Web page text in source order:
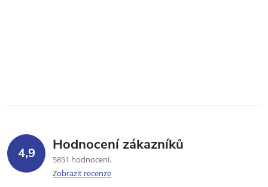
4,9 Hodnocení zákazníků
5851 hodnocení
Zobrazit recenze